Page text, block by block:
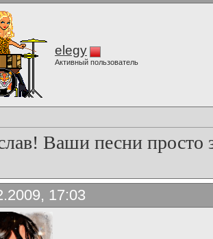
elegy
Активный пользователь
Ваши песни просто
17:03